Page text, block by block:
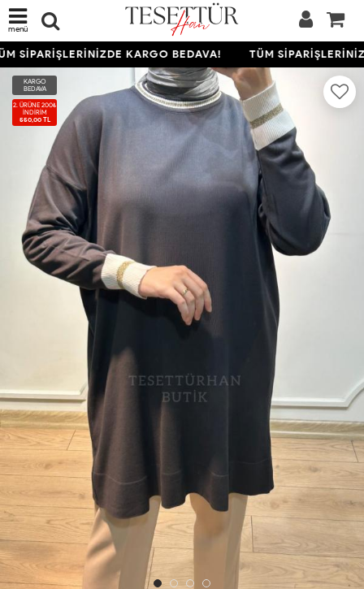
menü
SİPARİŞLERİNİZDE KARGO BEDAVA! TÜM
KARGO
BEDAVA
2. ÜRÜNE 200₺
İNDIRIM
550,00 TL